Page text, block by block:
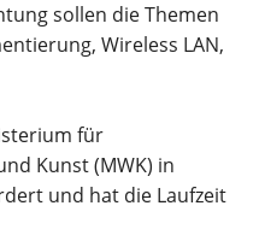
sollen die Themen
Wireless LAN,
für
Kunst (MWK) in
und hat die Laufzeit